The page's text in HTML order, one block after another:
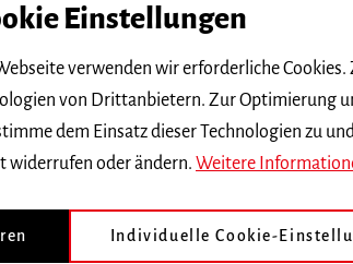
Freiburg
Straße 229
4968888 (Reservierungen sind
Einstellungen
verwenden wir erforderliche
von Drittanbietern. Zur Optimierung
dem Einsatz dieser Technologien zu
oder ändern. Weitere
Individuelle Cookie-